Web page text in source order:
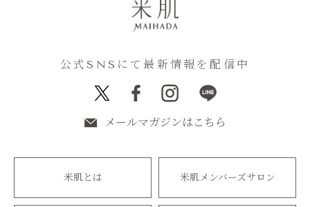
公式SNSにて最新情報を配信中
メールマガジンはこちら
米肌とは 米肌メンバーズサロン